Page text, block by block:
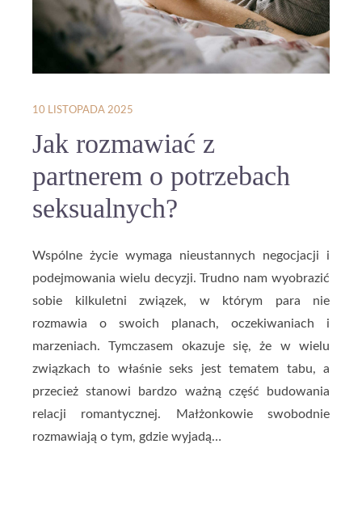
10 LISTOPADA 2025
Jak rozmawiać z
partnerem o potrzebach
seksualnych?
Wspólne życie wymaga nieustannych negocjacji i
podejmowania wielu decyzji. Trudno nam wyobrazić
sobie kilkuletni związek, w którym para nie
rozmawia o swoich planach, oczekiwaniach i
marzeniach. Tymczasem okazuje się, że w wielu
związkach to właśnie seks jest tematem tabu, a
przecież stanowi bardzo ważną część budowania
relacji romantycznej. Małżonkowie swobodnie
rozmawiają o tym, gdzie wyjadą…